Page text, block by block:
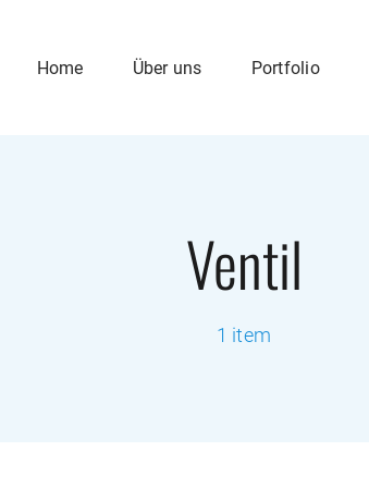
Home Über uns Portfolio
Ventil
1 item